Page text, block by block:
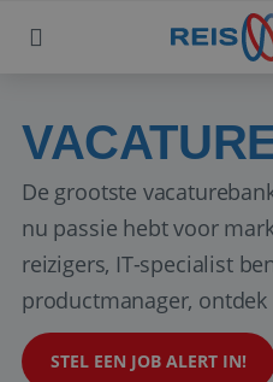
De grootste
nu passie hebt voor
reizigers, IT-specialist
productmanager,
STEL EEN JOB ALERT IN!